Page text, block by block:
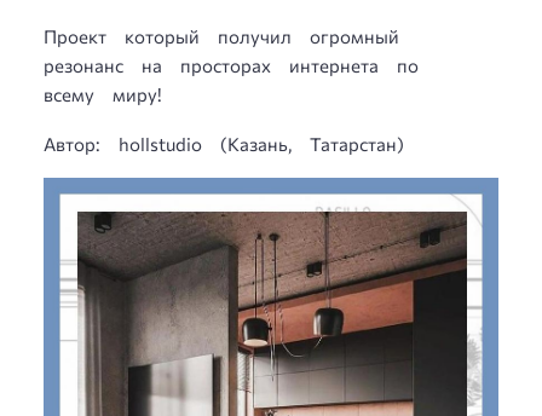
Проект который получил огромный
резонанс на просторах интернета по
всему миру!
Автор: hоllstudiо (Казань, Татарстан)